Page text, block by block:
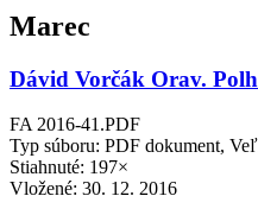
Marec
Dávid Vorčák Orav.
FA 2016-41.PDF
Typ súboru: PDF dokument,
Stiahnuté: 197×
Vložené: 30. 12. 2016